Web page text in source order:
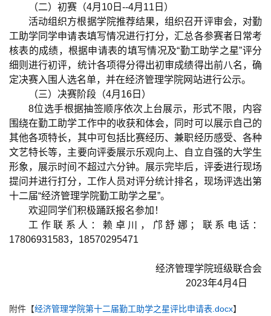
（二）初赛（4月 10 日 --4月 11 日）
活动组织方根据学院推荐结果，组织召开评审会，对勤
工助学同学申请表填写情况进行打分，汇总各参赛者日常考
核表的成绩，根据申请表的填写情况及“勤工助学之星”评分
细则进行初评，统计各项得分得出初审成绩得出前八名，确
定决赛入围人选名单，并在经济管理学院网站进行公示。
（三）决赛阶段（4月 16 日）
8位选手根据抽签顺序依次上台展示，形式不限，内容
围绕在勤工助学工作中的收获和体会，同时可以展示自己的
其他各项特长，其中可包括比赛经历、兼职经历感受、各种
文艺特长等，主要向评委展示乐观向上、自立自强的大学生
形象，展示时间不超过六分钟。展示完毕后，评委进行现场
提问并进行打分，工作人员对评分统计排名，现场评选出第
十二届“经济管理学院勤工助学之星”。
欢迎同学们积极踊跃报名参加！
工作联系人：赖卓川，邝舒娜；联系电话：
17806931583， 18570295471
经济管理学院班级联合会
2023年4月 4 日
附件【经济管理学院第十二届勤工助学之星评比申请表.docx】